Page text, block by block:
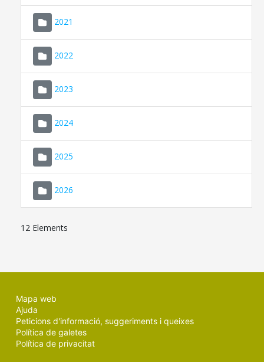
2021
2022
2023
2024
2025
2026
12 Elements
Mapa web
Ajuda
Peticions d'informació, suggeriments i queixes
Política de galetes
Política de privacitat